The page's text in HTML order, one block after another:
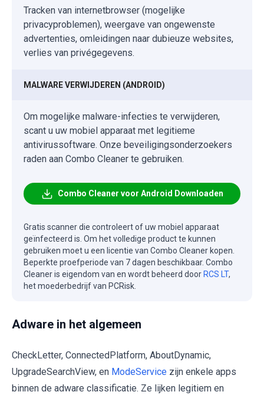
Tracken van internetbrowser (mogelijke
privacyproblemen), weergave van ongewenste
advertenties, omleidingen naar dubieuze websites,
verlies van privégegevens.
MALWARE VERWIJDEREN (ANDROID)
Om mogelijke malware-infecties te verwijderen,
scant u uw mobiel apparaat met legitieme
antivirussoftware. Onze beveiligingsonderzoekers
raden aan Combo Cleaner te gebruiken.
Combo Cleaner voor Android Downloaden
Gratis scanner die controleert of uw mobiel apparaat
geïnfecteerd is. Om het volledige product te kunnen
gebruiken moet u een licentie van Combo Cleaner kopen.
Beperkte proefperiode van 7 dagen beschikbaar. Combo
Cleaner is eigendom van en wordt beheerd door RCS LT,
het moederbedrijf van PCRisk.
Adware in het algemeen
CheckLetter, ConnectedPlatform, AboutDynamic,
UpgradeSearchView, en ModeService zijn enkele apps
binnen de adware classificatie. Ze lijken legitiem en